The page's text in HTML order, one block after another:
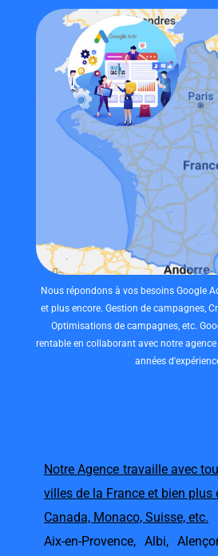
Notre Agence travaille avec
villes de la France et bien plus
Canada, Monaco, Suisse, etc.
Aix-en-Provence, Albi,
Nous répondons à vos besoins Google
et plus encore. Gestion de campagnes,
Optimisations de campagnes, etc.
rentable en collaborant avec notre
années